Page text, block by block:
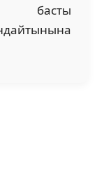
басты